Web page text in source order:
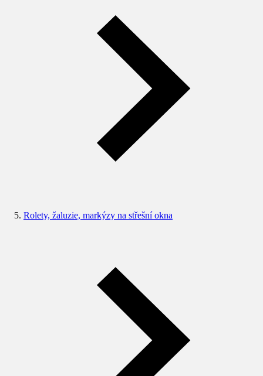
Rolety, žaluzie, markýzy na střešní okna